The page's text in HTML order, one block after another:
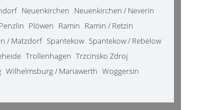
Neuenkirchen Neuenkirchen / Neverin
Penzlin Plöwen Ramin Ramin / Retzin
/ Matzdorf Spantekow Spantekow / Rebelow
Trollenhagen Trzcinsko Zdroj
Wilhelmsburg / Mariawerth Woggersin